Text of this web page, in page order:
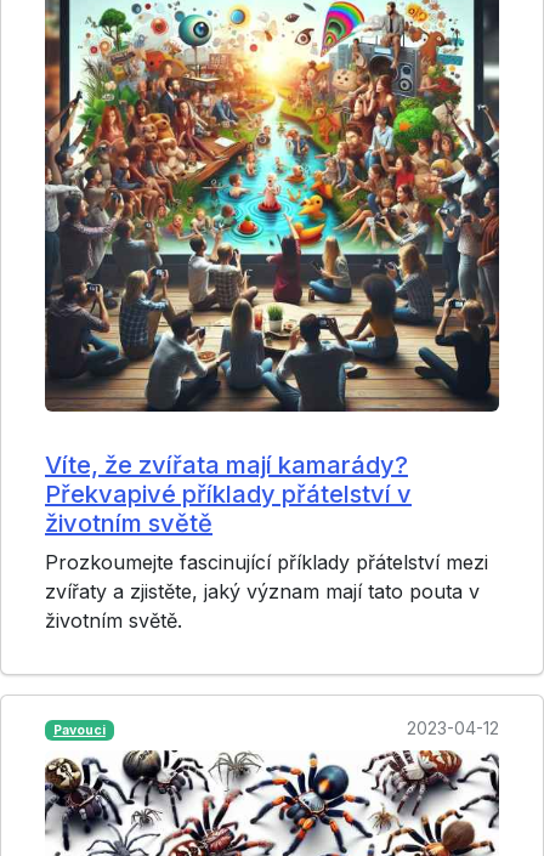
Víte, že zvířata mají kamarády?
Překvapivé příklady přátelství v
životním světě
Prozkoumejte fascinující příklady přátelství mezi
zvířaty a zjistěte, jaký význam mají tato pouta v
životním světě.
Pavouci 2023-04-12